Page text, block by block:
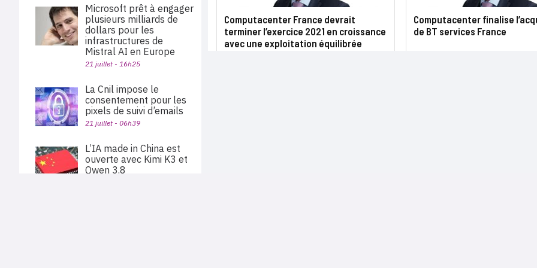
Computacenter France devrait
terminer l’exercice 2021 en croissance
avec une exploitation équilibrée
Computacenter finalise
de BT services France
Microsoft prêt à engager
plusieurs milliards de
dollars pour les
infrastructures de
Mistral AI en Europe
21 juillet - 16h25
La Cnil impose le
consentement pour les
pixels de suivi d’emails
21 juillet - 06h39
L’IA made in China est
ouverte avec Kimi K3 et
Qwen 3.8